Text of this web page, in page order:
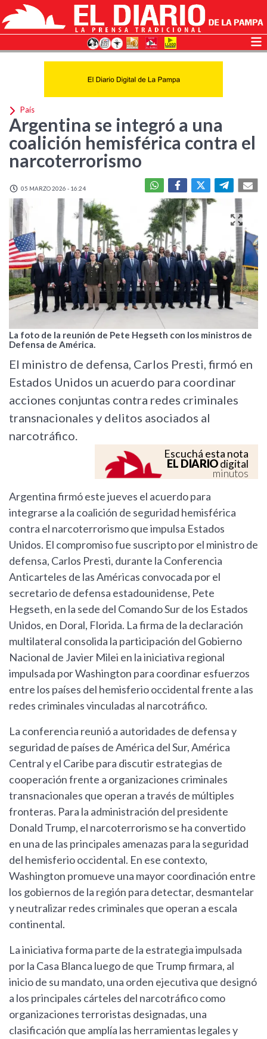
País
Argentina se integró a una
coalición hemisférica contra el
narcoterrorismo
05 MARZO 2026 - 16:24
La foto de la reunión de Pete Hegseth con los ministros de
Defensa de América.
El ministro de defensa, Carlos Presti, firmó en
Estados Unidos un acuerdo para coordinar
acciones conjuntas contra redes criminales
transnacionales y delitos asociados al
narcotráfico.
Escuchá esta nota
EL DIARIOdigital
minutos
Argentina firmó este jueves el acuerdo para
integrarse a la coalición de seguridad hemisférica
contra el narcoterrorismo que impulsa Estados
Unidos. El compromiso fue suscripto por el ministro de
defensa, Carlos Presti, durante la Conferencia
Anticarteles de las Américas convocada por el
secretario de defensa estadounidense, Pete
Hegseth, en la sede del Comando Sur de los Estados
Unidos, en Doral, Florida. La firma de la declaración
multilateral consolida la participación del Gobierno
Nacional de Javier Milei en la iniciativa regional
impulsada por Washington para coordinar esfuerzos
entre los países del hemisferio occidental frente a las
redes criminales vinculadas al narcotráfico.
La conferencia reunió a autoridades de defensa y
seguridad de países de América del Sur, América
Central y el Caribe para discutir estrategias de
cooperación frente a organizaciones criminales
transnacionales que operan a través de múltiples
fronteras. Para la administración del presidente
Donald Trump, el narcoterrorismo se ha convertido
en una de las principales amenazas para la seguridad
del hemisferio occidental. En ese contexto,
Washington promueve una mayor coordinación entre
los gobiernos de la región para detectar, desmantelar
y neutralizar redes criminales que operan a escala
continental.
La iniciativa forma parte de la estrategia impulsada
por la Casa Blanca luego de que Trump firmara, al
inicio de su mandato, una orden ejecutiva que designó
a los principales cárteles del narcotráfico como
organizaciones terroristas designadas, una
clasificación que amplía las herramientas legales y